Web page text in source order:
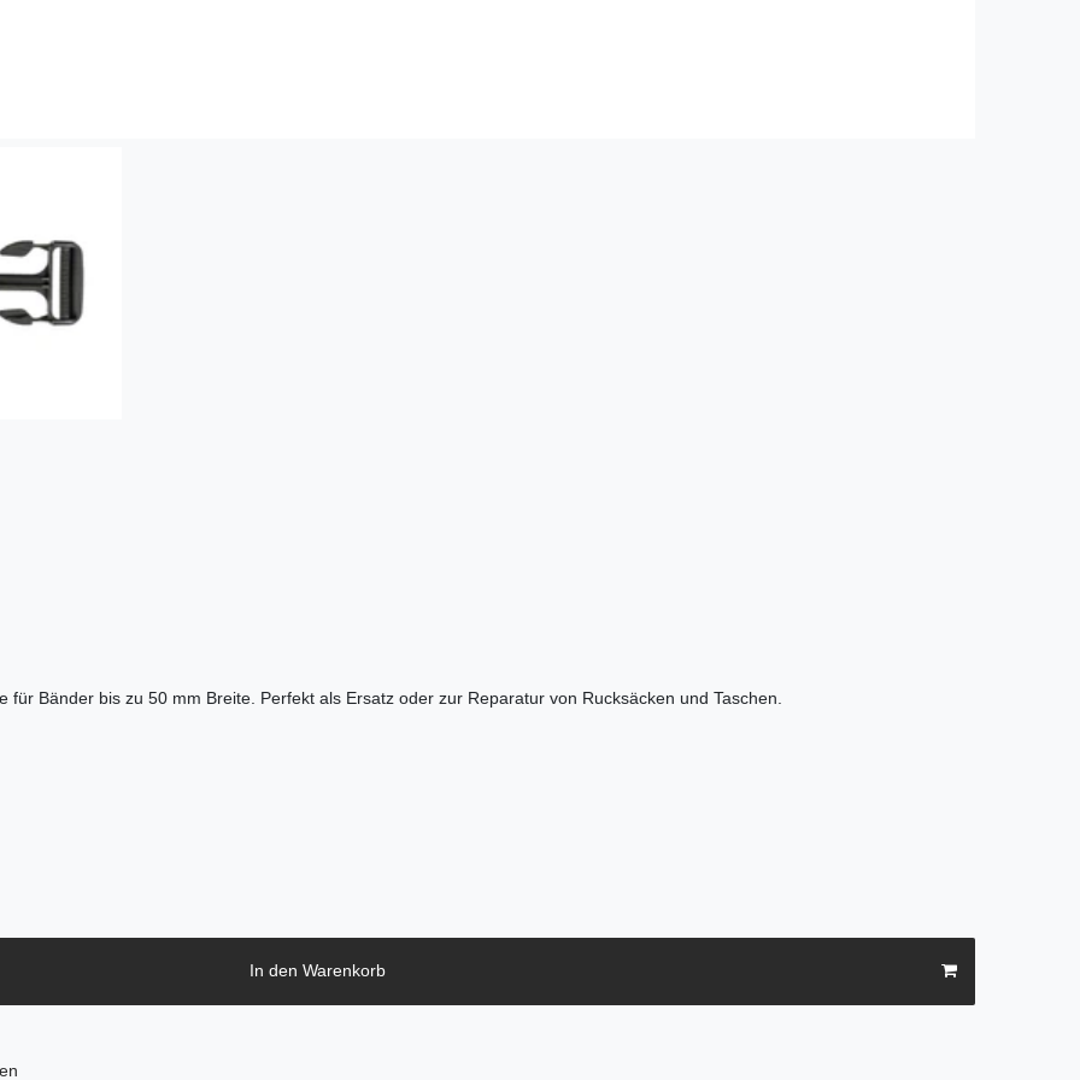
Bänder bis zu 50 mm Breite. Perfekt als Ersatz oder zur Reparatur von Rucksäcken und Taschen.
In den Warenkorb